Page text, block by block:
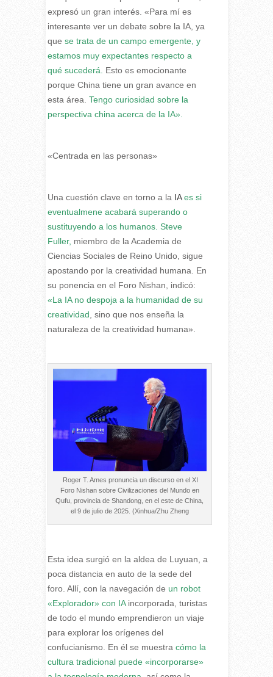
expresó un gran interés. «Para mí es
interesante ver un debate sobre la IA, ya
que se trata de un campo emergente, y
estamos muy expectantes respecto a
qué sucederá.
Esto es emocionante
porque China tiene un gran avance en
esta área. Tengo curiosidad sobre la
perspectiva china acerca de la IA».
«Centrada en las personas»
Una cuestión clave en torno a la IAes si
eventualmene acabará superando o
sustituyendo a los humanos. Steve
Fuller, miembro de la Academia de
Ciencias Sociales de Reino Unido, sigue
apostando por la creatividad humana. En
su ponencia en el Foro Nishan, indicó:
«La IA no despoja a la humanidad de su
creatividad , sino que nos enseña la
naturaleza de la creatividad humana».
Roger T. Ames pronuncia un discurso en el XI
Foro Nishan sobre Civilizaciones del Mundo en
Qufu, provincia de Shandong, en el este de China,
el 9 de julio de 2025. (Xinhua/Zhu Zheng
Esta idea surgió en la aldea de Luyuan, a
poca distancia en auto de la sede del
foro. Allí, con la navegación de un robot
«Explorador» con IAincorporada, turistas
de todo el mundo emprendieron un viaje
para explorar los orígenes del
confucianismo. En él se muestra cómo la
cultura tradicional puede «incorporarse»